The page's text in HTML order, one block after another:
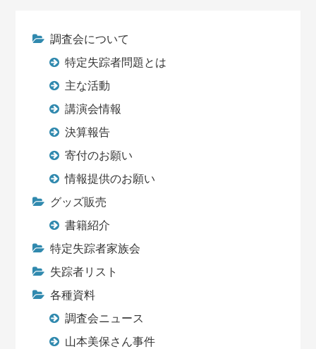
調査会について
特定失踪者問題とは
主な活動
講演会情報
決算報告
寄付のお願い
情報提供のお願い
グッズ販売
書籍紹介
特定失踪者家族会
失踪者リスト
各種資料
調査会ニュース
山本美保さん事件